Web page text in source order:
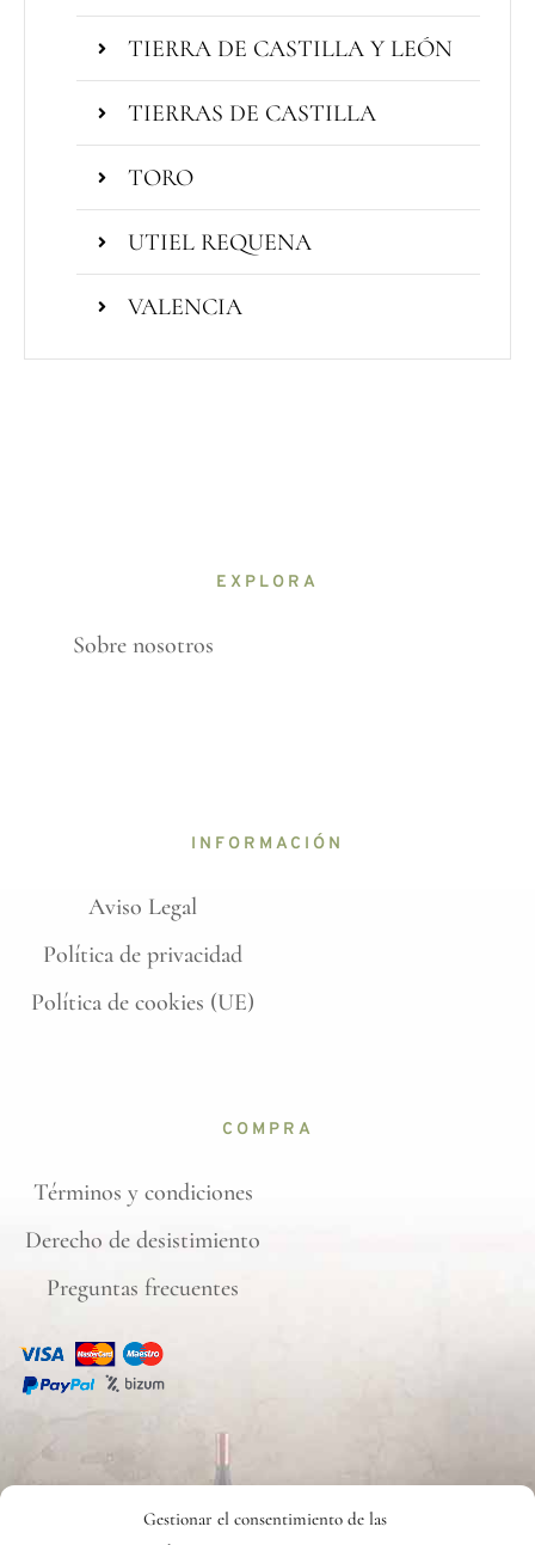
Gestionar el consentimiento de las
TIERRA DE CASTILLA Y LEÓN
TIERRAS DE CASTILLA
TORO
UTIEL REQUENA
VALENCIA
EXPLORA
Sobre nosotros
INFORMACIÓN
Aviso Legal
Política de privacidad
Política de cookies (UE)
COMPRA
Términos y condiciones
Derecho de desistimiento
Preguntas frecuentes